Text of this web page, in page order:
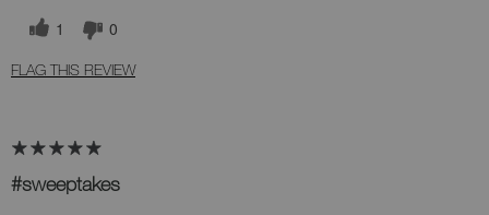
1 0
FLAG THIS REVIEW
#sweeptakes